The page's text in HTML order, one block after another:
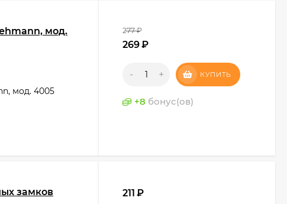
мод.
мод. 4005
277 ₽
269₽
- + КУПИТЬ
+8 бонус(ов)
замков
211 ₽